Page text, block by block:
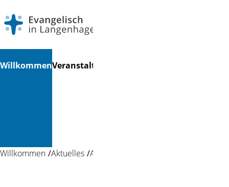
überspringen
WillkommenVeranstaltungen
Willkommen Aktuelles Aktuelles